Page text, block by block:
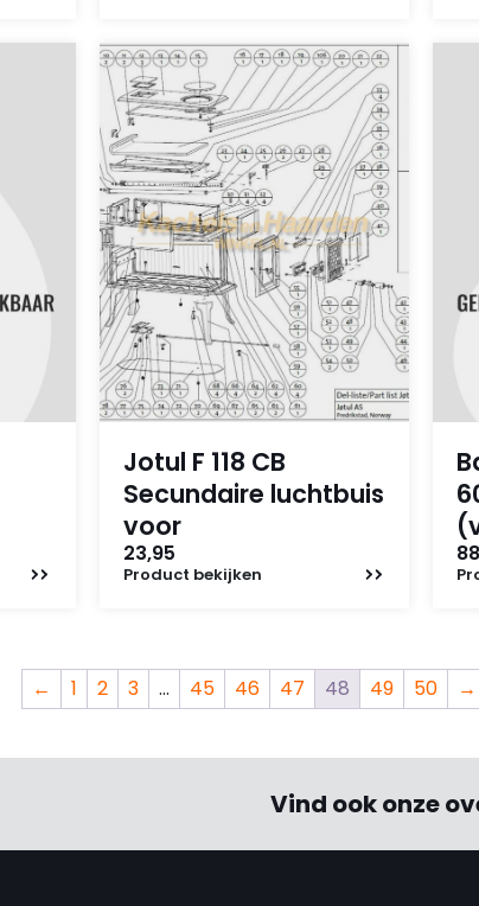
Jotul F 118 CB
Secundaire luchtbuis
voor
23,95
Product bekijken
← 1 2 3 … 45 46 47 48 49 50 →
Vind ook onze